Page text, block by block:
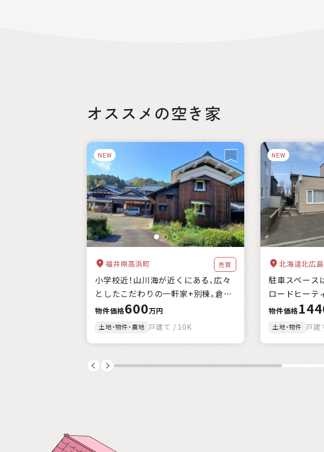
オススメの空き家
NEW
福井県高浜町 売買
小学校近！山川海が近くにある、広々
としたこだわりの一軒家+別棟。倉
庫、農地付。
物件価格600万円
土地・物件・農地 戸建て / 10K
NEW
北海道北広
駐車スペース
ロードヒーテ
物件価格
土地・物件 戸建